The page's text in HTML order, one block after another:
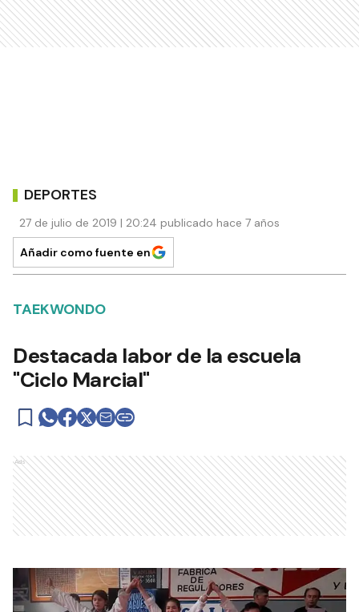
DEPORTES
27 de julio de 2019 | 20:24 publicado hace 7 años
Añadir como fuente en
TAEKWONDO
Destacada labor de la escuela
"Ciclo Marcial"
Ads